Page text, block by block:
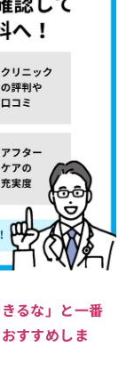
るな」と一番
すすめしま